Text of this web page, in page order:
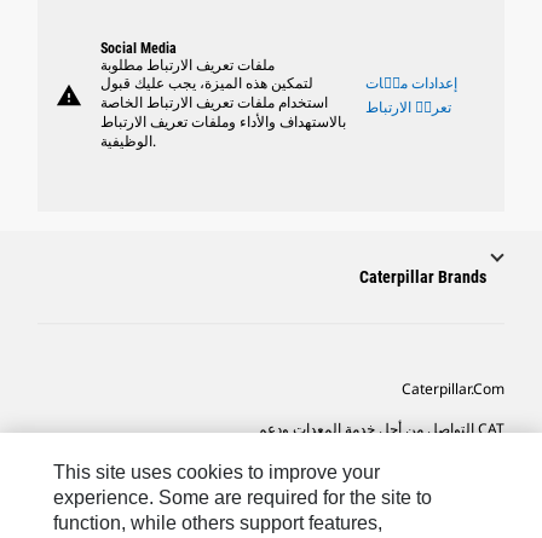
warning
Social Media
ملفات تعريف الارتباط مطلوبة
لتمكين هذه الميزة، يجب عليك قبول
استخدام ملفات تعريف الارتباط الخاصة
بالاستهداف والأداء وملفات تعريف الارتباط
الوظيفية.
إعدادات ملٝات
تعريٝ الارتباط
Caterpillar Brands
Caterpillar.com
CAT التواصل من أجل خدمة المعدات ودعم
تفضيلات التسويق الخاصة بي
خريطة الموقع
This site uses cookies to improve your
experience. Some are required for the site to
function, while others support features,